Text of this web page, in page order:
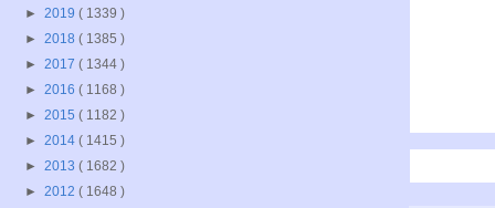
► 2019 ( 1339 )
► 2018 ( 1385 )
► 2017 ( 1344 )
► 2016 ( 1168 )
► 2015 ( 1182 )
► 2014 ( 1415 )
► 2013 ( 1682 )
► 2012 ( 1648 )